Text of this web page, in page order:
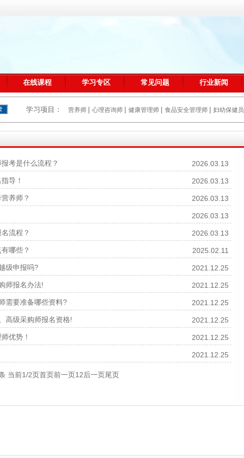
在线课程 学习专区 常见问题 行业新闻
学习项目： 营养师 | 心理咨询师 | 健康管理师 | 食品安全管理师 | 妇幼保健员
考是什么流程？ 2026.03.13
导！ 2026.03.13
养师？ 2026.03.13
2026.03.13
流程？ 2026.03.13
哪些？ 2025.02.11
级申报吗? 2021.12.25
师报名办法! 2021.12.25
需要准备哪些资料? 2021.12.25
高级采购师报名资格! 2021.12.25
优势！ 2021.12.25
2021.12.25
当前1/2页首页前一页1 2后一页尾页